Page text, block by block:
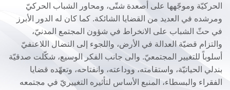
الحركيّة وموجّهها على أصعدة شتّى، ومحاور الشباب الحركيّ
ومرشده في العديد من القضايا الشائكة. كما كان له الدور الأبرز
في حثّ الشباب على الانخراط في شؤون المجتمع المدنيّ،
والتزام قضيّة العدالة في الأرض، واللجوء إلى النضال اللاعنفيّ
أسلوباً للتغيير المجتمعيّ. والى جانب الفكر الوسيع، شكّلت صدقيّة
بندلي الحياتيّة، واستقامته، ووداعته، وانفتاحه، وتعهّده قضايا
الفقراء والبسطاء، المنبع الأساس لتأثيره التغييريّ في مجتمعه